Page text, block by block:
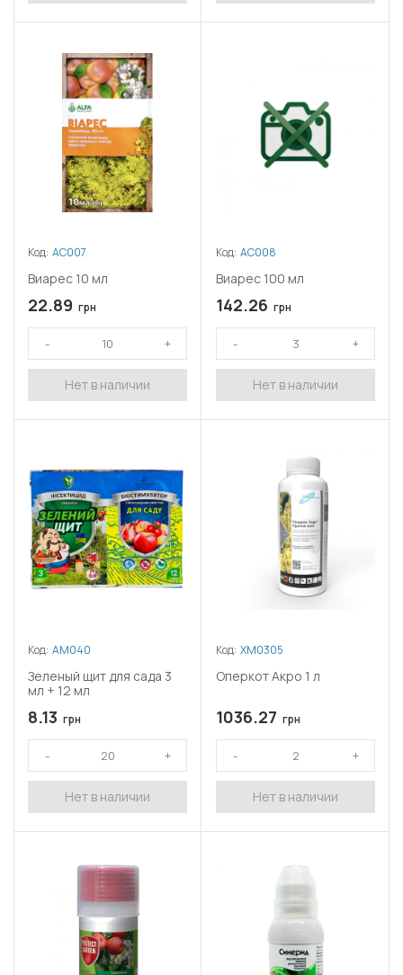
Код: АС007
Виарес 10 мл
22.89 грн
Нет в наличии
Код: АС008
Виарес 100 мл
142.26 грн
Нет в наличии
Код: АМ040
Зеленый щит для сада 3
мл + 12 мл
8.13 грн
Нет в наличии
Код: ХМ0305
Оперкот Акро 1 л
1036.27 грн
Нет в наличии